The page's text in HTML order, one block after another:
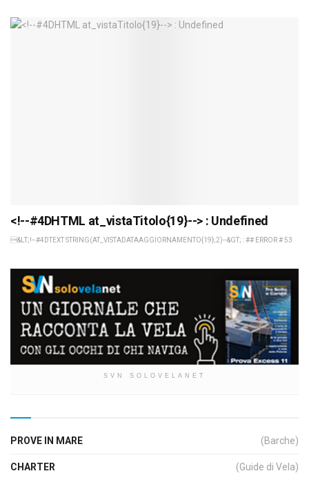
<!--#4DHTML at_vistaTitolo{19}--> : Undefined
&LT;!--#4DTEXT STRING(AT_VISTADATAAGGIORNAMENTO{19};2)--&GT; : ## ERROR # 53
SVN SOLOVELANET
PROVE IN MARE (Barche)
CHARTER (Guide di Vela)